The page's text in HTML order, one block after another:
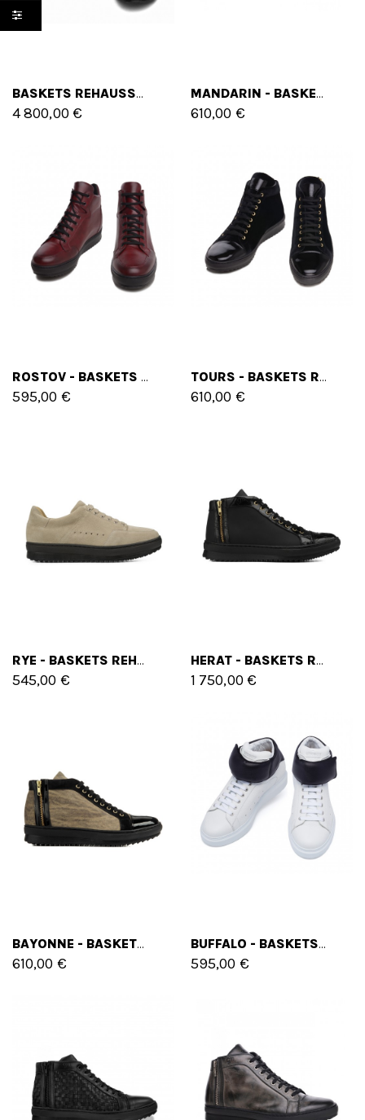
BASKETS REHAUSSANTES PASADENA EN CUIR DE CROCODILE. JUSQU'À 7 CM EN PLUS
4 800,00 €
MANDARIN - BASKETS REHAUSSANTES EN MÉLANGE DE CUIRS DE 6 CM À 8 CM EN PLUS
610,00 €
ROSTOV - BASKETS REHAUSSANTES EN CUIR DE 6 CM À 10 CM EN PLUS
595,00 €
TOURS - BASKETS REHAUSSANTES EN MÉLANGE DE CUIRS DE 6 CM À 8 CM EN PLUS
610,00 €
RYE - BASKETS REHAUSSANTES EN CUIR DAIM DE 6 CM À 8 CM EN PLUS
545,00 €
HERAT - BASKETS REHAUSSANTES EN CUIR CROCODILE JUSQU'À 7 CM EN PLUS
1 750,00 €
BAYONNE - BASKETS REHAUSSANTES EN MÉLANGE DE CUIRS DE 6 CM À 8 CM EN PLUS
610,00 €
BUFFALO - BASKETS REHAUSSANTES EN CUIR PLEINE FLEUR DE 6 CM À 8 CM EN PLUS
595,00 €